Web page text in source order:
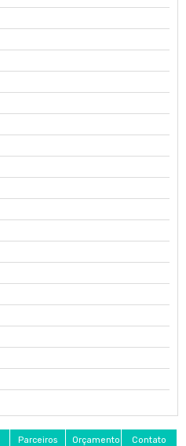
Parceiros Orçamento Contato